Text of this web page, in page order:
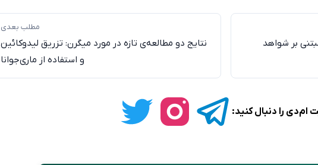
بر شواهد
مطلب بعدی
نتایج دو مطالعه‌ی تازه در مورد میگرن: تزریق لیدوکائین
و استفاده از ماری‌جوانا
ام‌دی را دنبال کنید: